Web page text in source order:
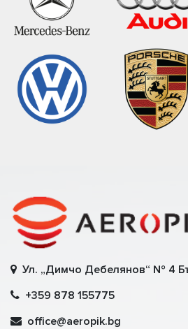
Ул. „Димчо Дебелянов“ № 4
+359 878 155775
office@aeropik.bg